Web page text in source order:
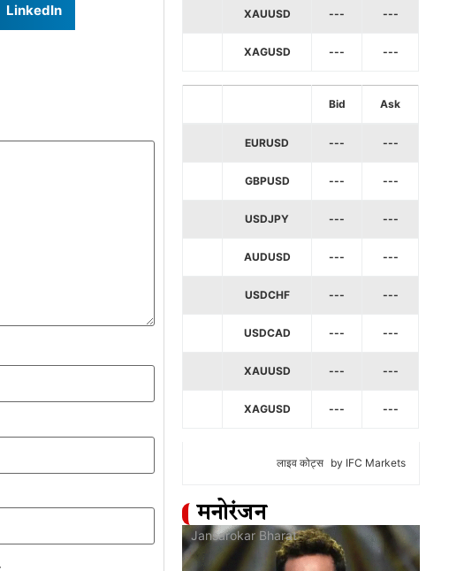
LinkedIn XAUUSD --- ---
XAGUSD --- ---
Bid Ask
EURUSD --- ---
GBPUSD --- ---
USDJPY --- ---
AUDUSD --- ---
USDCHF --- ---
USDCAD --- ---
XAUUSD --- ---
XAGUSD --- ---
लाइव कोट्स by IFC Markets
मनोरंजन
Jansarokar Bharat